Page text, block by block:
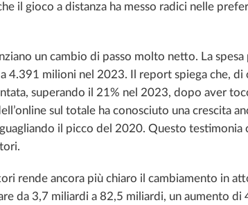
il gioco a distanza ha messo radici nelle
un cambio di passo molto netto. La
4.391 milioni nel 2023. Il report spiega che, di
superando il 21% nel 2023, dopo aver
sul totale ha conosciuto una crescita
il picco del 2020. Questo testimonia
rende ancora più chiaro il cambiamento in
da 3,7 miliardi a 82,5 miliardi, un aumento di